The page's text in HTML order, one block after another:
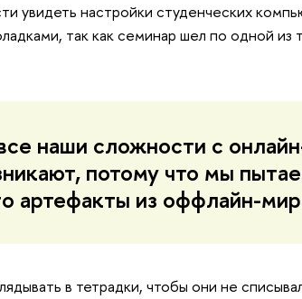
увидеть настройки студенческих
так как семинар шел по одной из
наши сложности с
потому что мы
артефакты из оффлайн-
в тетрадки, чтобы они не